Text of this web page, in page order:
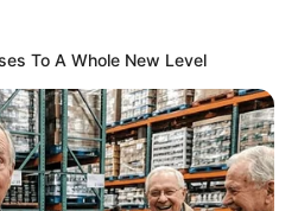
> FNARAS > Notícia >
hoje pela PEC 14: o Senado que
To A Whole New Level